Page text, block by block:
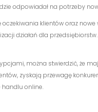
odpowiadał na potrzeby
klientów oraz
działań dla
można stwierdzić, że
zyskają przewagę
handlu online.